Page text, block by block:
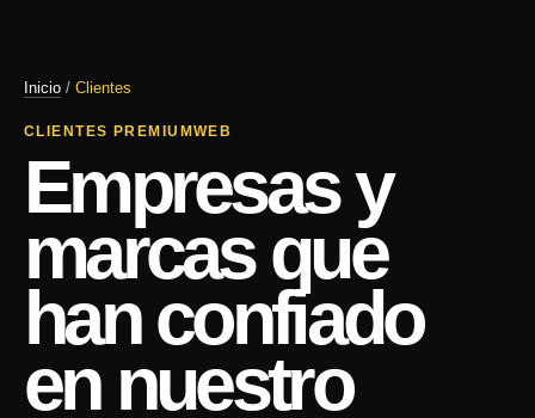
Inicio / Clientes
CLIENTES PREMIUMWEB
Empresas y
marcas que
han confiado
en nuestro